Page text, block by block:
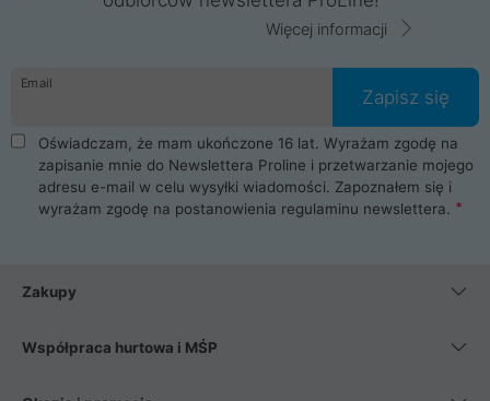
Więcej informacji
Email
Zapisz się
Oświadczam, że mam ukończone 16 lat. Wyrażam zgodę na
zapisanie mnie do Newslettera Proline i przetwarzanie mojego
adresu e-mail w celu wysyłki wiadomości. Zapoznałem się i
wyrażam zgodę na postanowienia regulaminu newslettera.
Zakupy
Współpraca hurtowa i MŚP